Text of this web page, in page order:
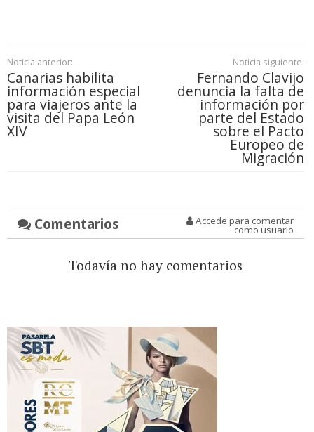
Noticia anterior:
Canarias habilita
información especial
para viajeros ante la
visita del Papa León
XIV
Noticia siguiente:
Fernando Clavijo
denuncia la falta de
información por
parte del Estado
sobre el Pacto
Europeo de
Migración
Comentarios Accede para comentar
como usuario
Todavía no hay comentarios